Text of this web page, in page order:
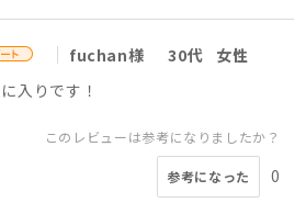
fuchan様 30代
女性
入りです！
このレビューは参考になりましたか？
参考になった 0